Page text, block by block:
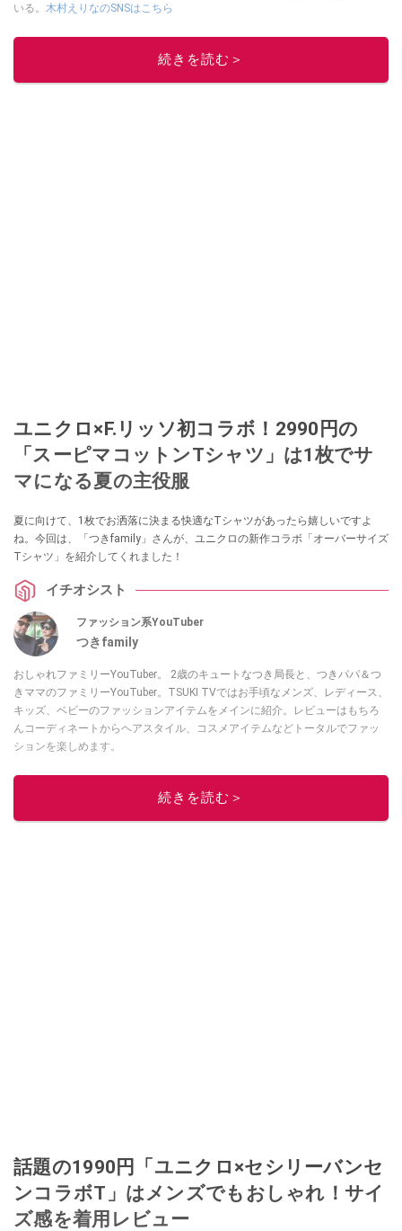
いる。 木村えりなのSNSはこちら
このイチオシストの他の記事を読む
続きを読む＞
ユニクロ×F.リッソ初コラボ！2990円の
「スーピマコットンTシャツ」は1枚でサ
マになる夏の主役服
夏に向けて、1枚でお洒落に決まる快適なTシャツがあったら嬉しいですよ
ね。今回は、「つきfamily」さんが、ユニクロの新作コラボ「オーバーサイズ
Tシャツ」を紹介してくれました！
イチオシスト
ファッション系YouTuber
つきfamily
おしゃれファミリーYouTuber。 2歳のキュートなつき局長と、つきパパ＆つ
きママのファミリーYouTuber。TSUKI TVではお手頃なメンズ、レディース、
キッズ、ベビーのファッションアイテムをメインに紹介。レビューはもちろ
んコーディネートからヘアスタイル、コスメアイテムなどトータルでファッ
ションを楽しめます。
このイチオシストの他の記事を読む
続きを読む＞
話題の1990円「ユニクロ×セシリーバンセ
ンコラボT」はメンズでもおしゃれ！サイ
ズ感を着用レビュー